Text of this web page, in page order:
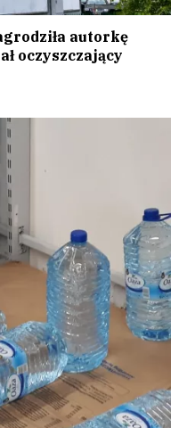
autorkę
oczyszczający